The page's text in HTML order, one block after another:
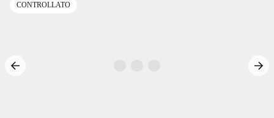
CONTROLLATO